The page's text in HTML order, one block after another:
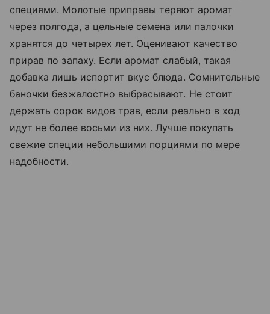
специями. Молотые приправы теряют аромат
через полгода, а цельные семена или палочки
хранятся до четырех лет. Оценивают качество
прирав по запаху. Если аромат слабый, такая
добавка лишь испортит вкус блюда. Сомнительные
баночки безжалостно выбрасывают. Не стоит
держать сорок видов трав, если реально в ход
идут не более восьми из них. Лучше покупать
свежие специи небольшими порциями по мере
надобности.